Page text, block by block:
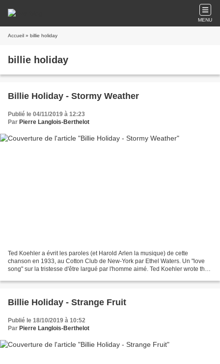
MENU
Accueil » billie holiday
billie holiday
Billie Holiday - Stormy Weather
Publié le 04/11/2019 à 12:23
Par Pierre Langlois-Berthelot
Ted Koehler a évrit les paroles (et Harold Arlen la musique) de cette
chanson en 1933, au Cotton Club de New-York par Ethel Waters. Un "love
song" sur la tristesse d'être largué par l'homme aimé. Ted Koehler wrote the
Billie Holiday - Strange Fruit
Publié le 18/10/2019 à 10:52
Par Pierre Langlois-Berthelot